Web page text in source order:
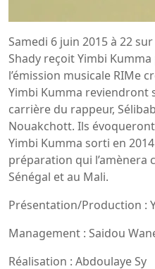
Samedi 6 juin 2015 à 22 sur
Shady reçoit Yimbi
l’émission musicale RIMe
Yimbi Kumma reviendront
carrière du rappeur,
Nouakchott. Ils
Yimbi Kumma sorti en
préparation qui l’amènera
Sénégal et au Mali.
Présentation/Production :
Management : Saidou
Réalisation : Abdoulaye Sy